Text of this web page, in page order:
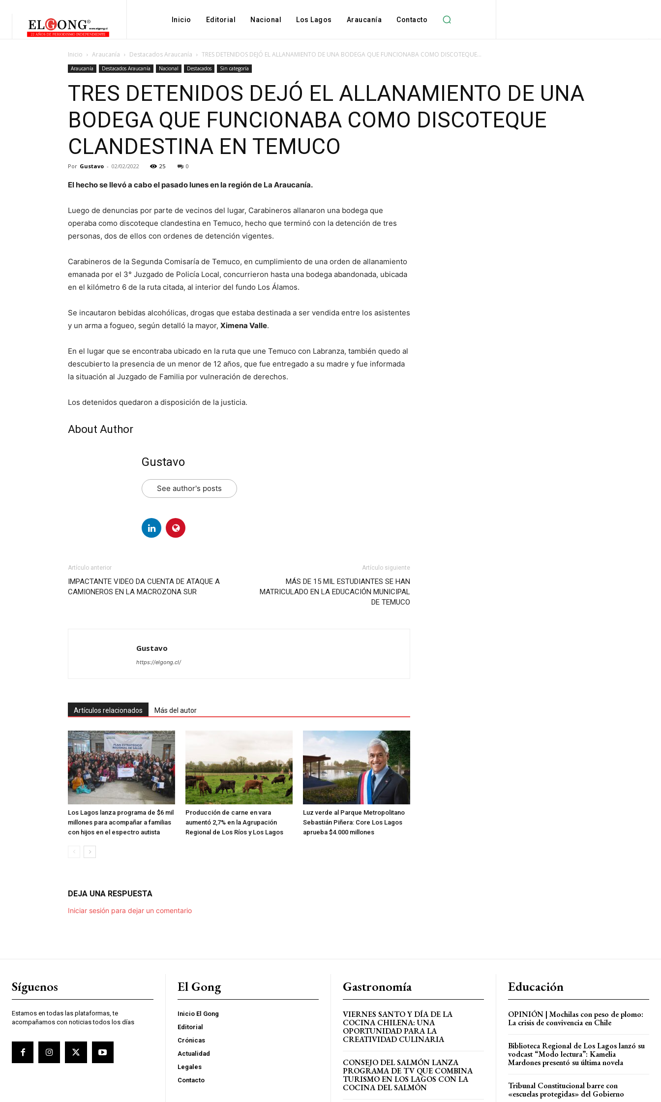
Inicio Editorial Nacional Los Lagos Araucanía Contacto
Inicio Araucanía Destacados Araucanía TRES DETENIDOS DEJÓ EL ALLANAMIENTO DE UNA BODEGA QUE FUNCIONABA COMO DISCOTEQUE...
Araucanía Destacados Araucanía Nacional Destacados Sin categoría
TRES DETENIDOS DEJÓ EL ALLANAMIENTO DE UNA
BODEGA QUE FUNCIONABA COMO DISCOTEQUE
CLANDESTINA EN TEMUCO
Por Gustavo - 02/02/2022 25 0
El hecho se llevó a cabo el pasado lunes en la región de La Araucanía.
Luego de denuncias por parte de vecinos del lugar, Carabineros allanaron una bodega que
operaba como discoteque clandestina en Temuco, hecho que terminó con la detención de tres
personas, dos de ellos con ordenes de detención vigentes.
Carabineros de la Segunda Comisaría de Temuco, en cumplimiento de una orden de allanamiento
emanada por el 3° Juzgado de Policía Local, concurrieron hasta una bodega abandonada, ubicada
en el kilómetro 6 de la ruta citada, al interior del fundo Los Álamos.
Se incautaron bebidas alcohólicas, drogas que estaba destinada a ser vendida entre los asistentes
y un arma a fogueo, según detalló la mayor, Ximena Valle.
En el lugar que se encontraba ubicado en la ruta que une Temuco con Labranza, también quedo al
descubierto la presencia de un menor de 12 años, que fue entregado a su madre y fue informada
la situación al Juzgado de Familia por vulneración de derechos.
Los detenidos quedaron a disposición de la justicia.
About Author
Gustavo
See author's posts
Artículo anterior
IMPACTANTE VIDEO DA CUENTA DE ATAQUE A
CAMIONEROS EN LA MACROZONA SUR
Artículo siguiente
MÁS DE 15 MIL ESTUDIANTES SE HAN
MATRICULADO EN LA EDUCACIÓN MUNICIPAL
DE TEMUCO
Gustavo
https://elgong.cl/
Artículos relacionados Más del autor
Los Lagos lanza programa de $6 mil
millones para acompañar a familias
con hijos en el espectro autista
Producción de carne en vara
aumentó 2,7% en la Agrupación
Regional de Los Ríos y Los Lagos
Luz verde al Parque Metropolitano
Sebastián Piñera: Core Los Lagos
aprueba $4.000 millones
DEJA UNA RESPUESTA
Iniciar sesión para dejar un comentario
Síguenos
Estamos en todas las plataformas, te
acompañamos con noticias todos los días
El Gong
Inicio El Gong
Editorial
Crónicas
Actualidad
Legales
Contacto
Gastronomía
VIERNES SANTO Y DÍA DE LA
COCINA CHILENA: UNA
OPORTUNIDAD PARA LA
CREATIVIDAD CULINARIA
CONSEJO DEL SALMÓN LANZA
PROGRAMA DE TV QUE COMBINA
TURISMO EN LOS LAGOS CON LA
COCINA DEL SALMÓN
Educación
OPINIÓN | Mochilas con peso de plomo:
La crisis de convivencia en Chile
Biblioteca Regional de Los Lagos lanzó su
vodcast “Modo lectura”: Kamelia
Mardones presentó su última novela
Tribunal Constitucional barre con
«escuelas protegidas» del Gobierno